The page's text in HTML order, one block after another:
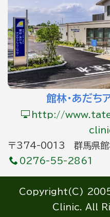
館林・あだち
http://
〒374-0013 群馬県館
0276-55-2861
Copyright(C)
Clinic. All